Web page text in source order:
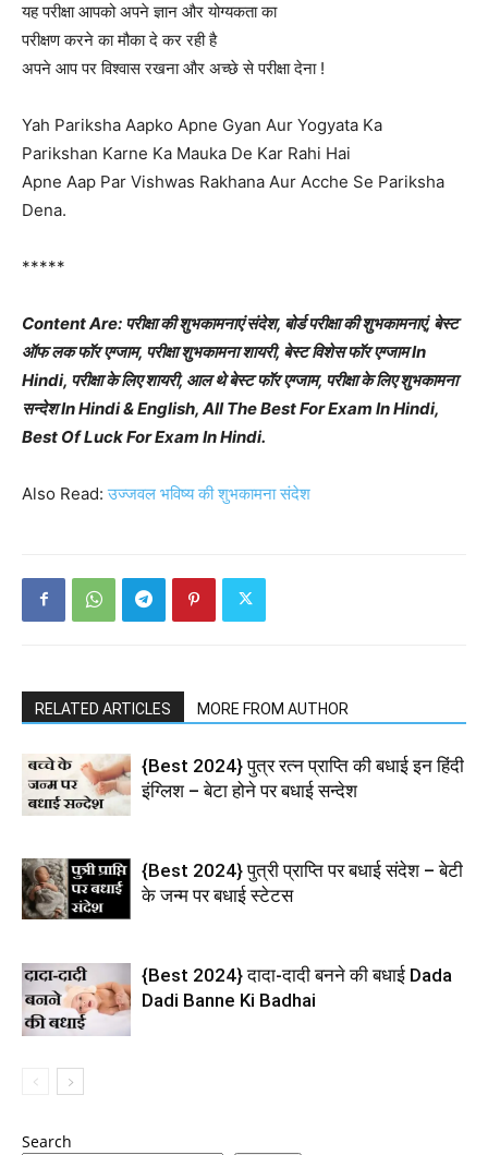
यह परीक्षा आपको अपने ज्ञान और योग्यकता का
परीक्षण करने का मौका दे कर रही है
अपने आप पर विश्वास रखना और अच्छे से परीक्षा देना !
Yah Pariksha Aapko Apne Gyan Aur Yogyata Ka
Parikshan Karne Ka Mauka De Kar Rahi Hai
Apne Aap Par Vishwas Rakhana Aur Acche Se Pariksha
Dena.
*****
Content Are: परीक्षा की शुभकामनाएं संदेश, बोर्ड परीक्षा की शुभकामनाएं, बेस्ट
ऑफ लक फॉर एग्जाम, परीक्षा शुभकामना शायरी, बेस्ट विशेस फॉर एग्जाम In
Hindi, परीक्षा के लिए शायरी, आल थे बेस्ट फॉर एग्जाम, परीक्षा के लिए शुभकामना
सन्देश In Hindi & English, All The Best For Exam In Hindi,
Best Of Luck For Exam In Hindi.
Also Read:उज्जवल भविष्य की शुभकामना संदेश
RELATED ARTICLES MORE FROM AUTHOR
{Best 2024} पुत्र रत्न प्राप्ति की बधाई इन हिंदी
इंग्लिश – बेटा होने पर बधाई सन्देश
{Best 2024} पुत्री प्राप्ति पर बधाई संदेश – बेटी
के जन्म पर बधाई स्टेटस
{Best 2024} दादा-दादी बनने की बधाई Dada
Dadi Banne Ki Badhai
Search